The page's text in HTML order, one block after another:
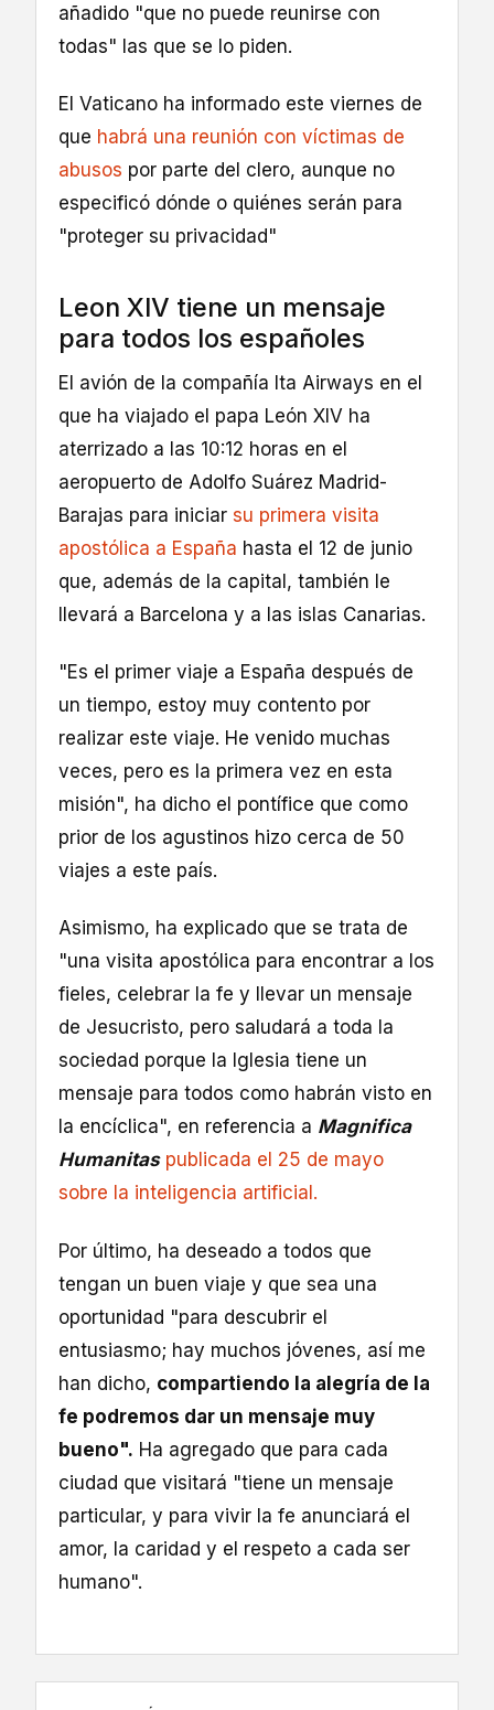
añadido "que no puede reunirse con
todas" las que se lo piden.
El Vaticano ha informado este viernes de
que habrá una reunión con víctimas de
abusos por parte del clero, aunque no
especificó dónde o quiénes serán para
"proteger su privacidad"
Leon XIV tiene un mensaje
para todos los españoles
El avión de la compañía Ita Airways en el
que ha viajado el papa León XIV ha
aterrizado a las 10:12 horas en el
aeropuerto de Adolfo Suárez Madrid-
Barajas para iniciar su primera visita
apostólica a España hasta el 12 de junio
que, además de la capital, también le
llevará a Barcelona y a las islas Canarias.
"Es el primer viaje a España después de
un tiempo, estoy muy contento por
realizar este viaje. He venido muchas
veces, pero es la primera vez en esta
misión", ha dicho el pontífice que como
prior de los agustinos hizo cerca de 50
viajes a este país.
Asimismo, ha explicado que se trata de
"una visita apostólica para encontrar a los
fieles, celebrar la fe y llevar un mensaje
de Jesucristo, pero saludará a toda la
sociedad porque la Iglesia tiene un
mensaje para todos como habrán visto en
la encíclica", en referencia a Magnifica
Humanitas publicada el 25 de mayo
sobre la inteligencia artificial.
Por último, ha deseado a todos que
tengan un buen viaje y que sea una
oportunidad "para descubrir el
entusiasmo; hay muchos jóvenes, así me
han dicho, compartiendo la alegría de la
fe podremos dar un mensaje muy
bueno". Ha agregado que para cada
ciudad que visitará "tiene un mensaje
particular, y para vivir la fe anunciará el
amor, la caridad y el respeto a cada ser
humano".